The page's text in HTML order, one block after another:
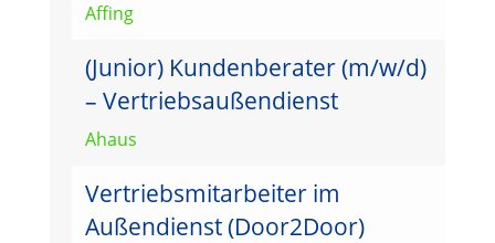
Affing
(Junior) Kundenberater (m/w/d)
– Vertriebsaußendienst
Ahaus
Vertriebsmitarbeiter im
Außendienst (Door2Door)